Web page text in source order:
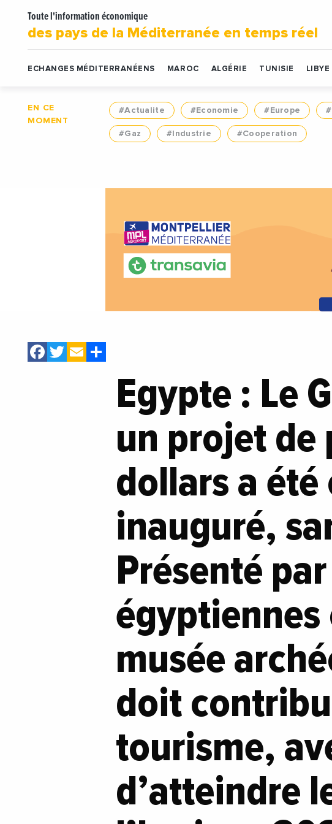
Toute l'information économique
des pays de la Méditerranée en temps réel
ECHANGES MÉDITERRANÉENS MAROC ALGÉRIE TUNISIE LIBYE
EN CE
MOMENT
#Actualite #Economie #Europe
#Gaz #Industrie #Cooperation
Facebook
Twitter
Email
Egypte : Le
un projet de
dollars a
inauguré,
Présenté
égyptiennes
musée
doit
tourisme,
d’atteindre